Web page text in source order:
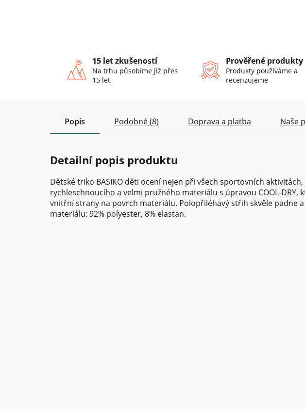
15 let zkušeností
Na trhu působíme již přes
15 let
Prověřené produkty
Produkty používáme a
recenzujeme
Popis Podobné (8) Doprava a platba Naše
Detailní popis produktu
Dětské triko BASIKO děti ocení nejen při všech sportovních
rychleschnoucího a velmi pružného materiálu s úpravou COOL-DRY,
vnitřní strany na povrch materiálu. Polopřiléhavý střih skvěle padne
materiálu: 92% polyester, 8% elastan.